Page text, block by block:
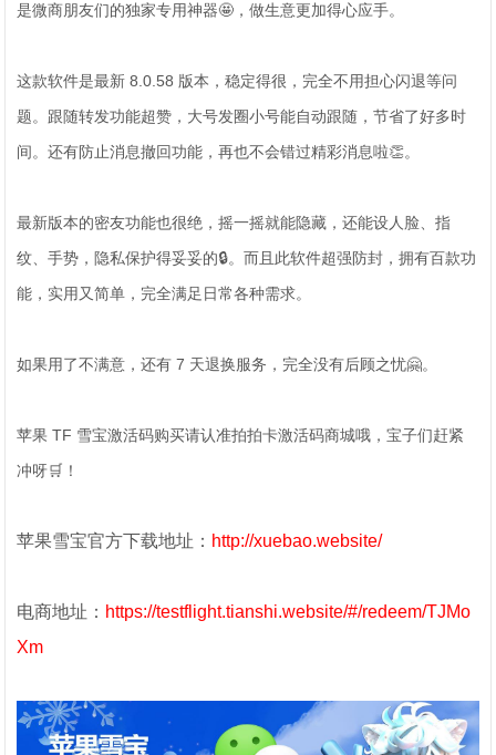
是微商朋友们的独家专用神器🤩，做生意更加得心应手。
这款软件是最新 8.0.58 版本，稳定得很，完全不用担心闪退等问
题。跟随转发功能超赞，大号发圈小号能自动跟随，节省了好多时
间。还有防止消息撤回功能，再也不会错过精彩消息啦👏。
最新版本的密友功能也很绝，摇一摇就能隐藏，还能设人脸、指
纹、手势，隐私保护得妥妥的🔒。而且此软件超强防封，拥有百款功
能，实用又简单，完全满足日常各种需求。
如果用了不满意，还有 7 天退换服务，完全没有后顾之忧🤗。
苹果 TF 雪宝激活码购买请认准拍拍卡激活码商城哦，宝子们赶紧
冲呀🛒！
苹果雪宝官方下载地址： http://xuebao.website/
电商地址： https://testflight.tianshi.website/#/redeem/TJMo
Xm